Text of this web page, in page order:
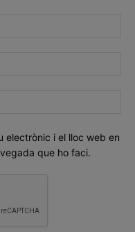
electrònic i el lloc web en
que ho faci.